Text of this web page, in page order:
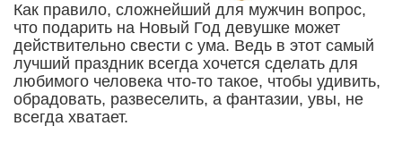
Как правило, сложнейший для мужчин вопрос,
что подарить на Новый Год девушке может
действительно свести с ума. Ведь в этот самый
лучший праздник всегда хочется сделать для
любимого человека что-то такое, чтобы удивить,
обрадовать, развеселить, а фантазии, увы, не
всегда хватает.